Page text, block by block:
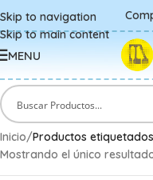
Skip to navigation
Skip to main content
MENU
Inicio/Productos
Mostrando el único